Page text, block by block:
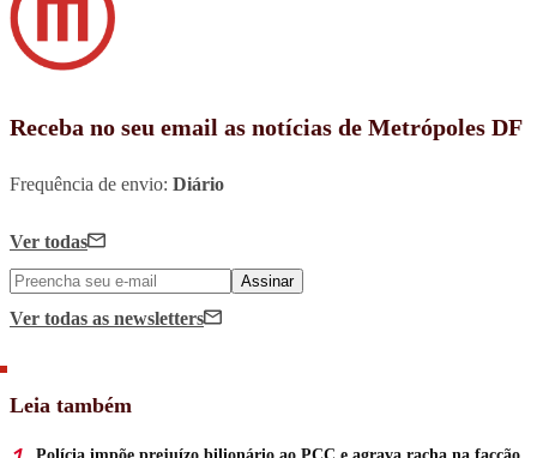
Receba no seu email as notícias de Metrópoles DF
Frequência de envio: Diário
Ver todas
Assinar
Ver todas as newsletters
Leia também